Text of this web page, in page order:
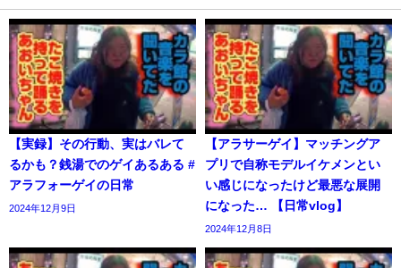
【実録】その行動、実はバレて
るかも？銭湯でのゲイあるある #
アラフォーゲイの日常
2024年12月9日
【アラサーゲイ】マッチングア
プリで自称モデルイケメンとい
い感じになったけど最悪な展開
になった… 【日常vlog】
2024年12月8日